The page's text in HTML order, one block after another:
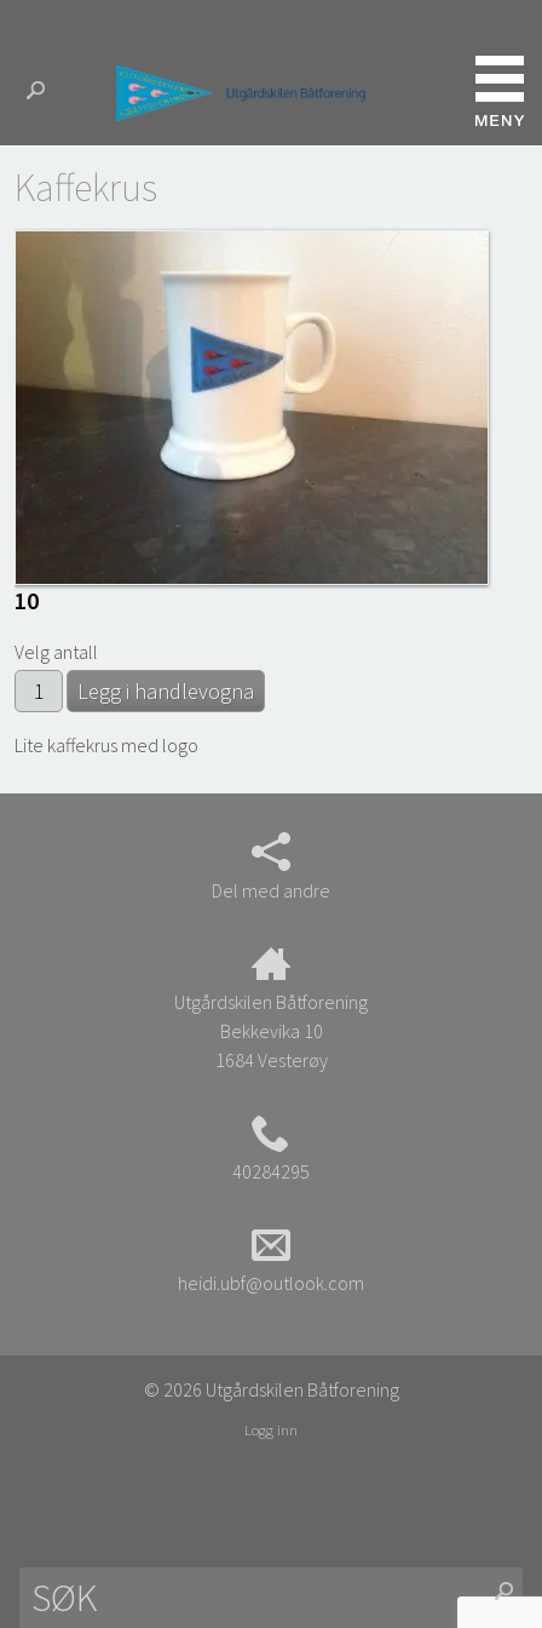
Kaffekrus
10
Velg antall
Lite kaffekrus med logo
Del med andre
Utgårdskilen Båtforening
Bekkevika 10
1684 Vesterøy
40284295
heidi.ubf@outlook.com
© 2026 Utgårdskilen Båtforening
Logg inn